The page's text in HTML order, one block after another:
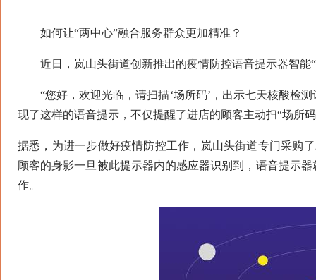
如何让“两中心”融合服务群众更加精准？
近日，岚山头街道创新推出的疫情防控语音提示器智能“
“您好，欢迎光临，请扫描‘场所码’，出示七天核酸检
现了这样的语音提示，不仅提醒了进店的顾客主动扫“场所
据悉，为进一步做好疫情防控工作，岚山头街道专门采购
顾客的身影一旦被此提示器内的感应器识别到，语音提示
作。